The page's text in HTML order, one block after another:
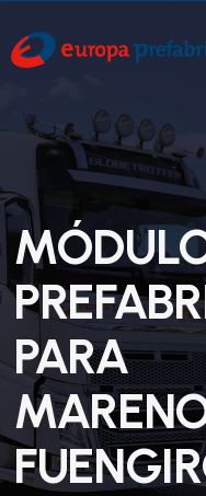
PARA